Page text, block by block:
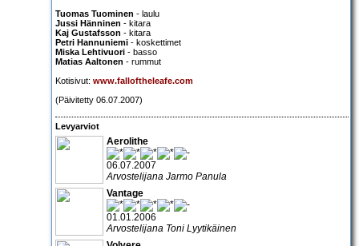
Tuomas Tuominen - laulu
Jussi Hänninen - kitara
Kaj Gustafsson - kitara
Petri Hannuniemi - koskettimet
Miska Lehtivuori - basso
Matias Aaltonen - rummut
Kotisivut: www.falloftheleafe.com
(Päivitetty 06.07.2007)
Levyarviot
Aerolithe
06.07.2007
Arvostelijana Jarmo Panula
Vantage
01.01.2006
Arvostelijana Toni Lyytikäinen